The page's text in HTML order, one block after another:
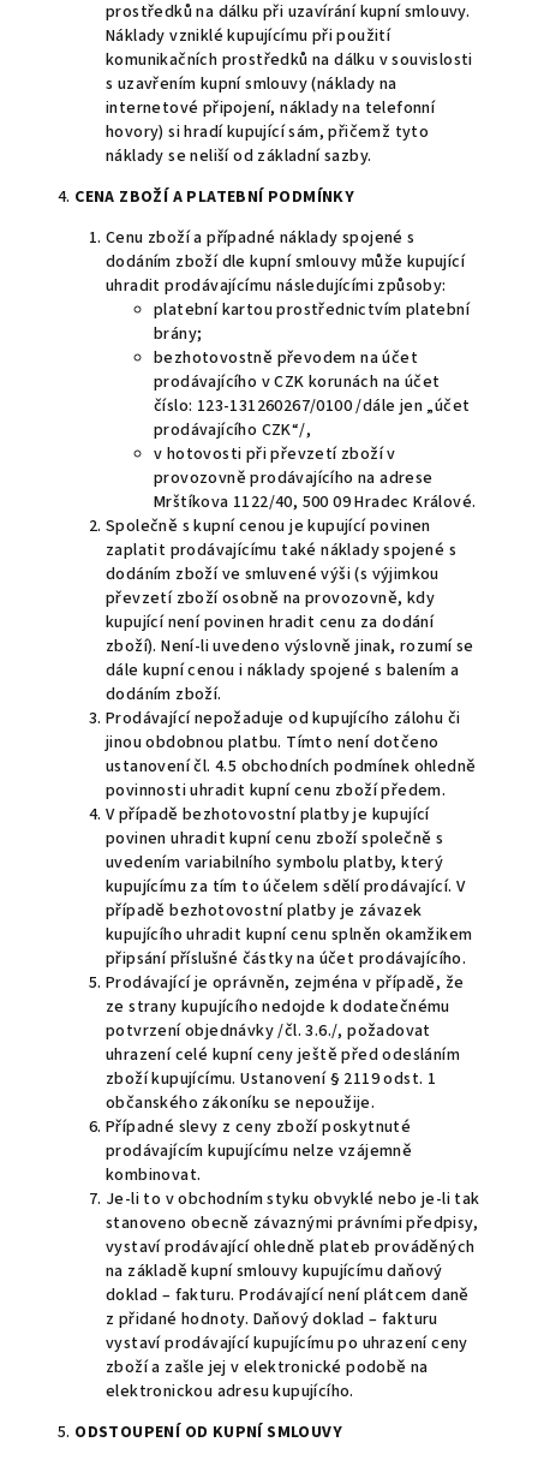
prostředků na dálku při uzavírání kupní smlouvy.
Náklady vzniklé kupujícímu při použití
komunikačních prostředků na dálku v souvislosti
s uzavřením kupní smlouvy (náklady na
internetové připojení, náklady na telefonní
hovory) si hradí kupující sám, přičemž tyto
náklady se neliší od základní sazby.
4. CENA ZBOŽÍ A PLATEBNÍ PODMÍNKY
Cenu zboží a případné náklady spojené s
dodáním zboží dle kupní smlouvy může kupující
uhradit prodávajícímu následujícími způsoby:
platební kartou prostřednictvím platební
brány;
bezhotovostně převodem na účet
prodávajícího v CZK korunách na účet
číslo: 123-131260267/0100 /dále jen „účet
prodávajícího CZK“/,
v hotovosti při převzetí zboží v
provozovně prodávajícího na adrese
Mrštíkova 1122/40, 500 09 Hradec Králové.
Společně s kupní cenou je kupující povinen
zaplatit prodávajícímu také náklady spojené s
dodáním zboží ve smluvené výši (s výjimkou
převzetí zboží osobně na provozovně, kdy
kupující není povinen hradit cenu za dodání
zboží). Není-li uvedeno výslovně jinak, rozumí se
dále kupní cenou i náklady spojené s balením a
dodáním zboží.
Prodávající nepožaduje od kupujícího zálohu či
jinou obdobnou platbu. Tímto není dotčeno
ustanovení čl. 4.5 obchodních podmínek ohledně
povinnosti uhradit kupní cenu zboží předem.
V případě bezhotovostní platby je kupující
povinen uhradit kupní cenu zboží společně s
uvedením variabilního symbolu platby, který
kupujícímu za tím to účelem sdělí prodávající. V
případě bezhotovostní platby je závazek
kupujícího uhradit kupní cenu splněn okamžikem
připsání příslušné částky na účet prodávajícího.
Prodávající je oprávněn, zejména v případě, že
ze strany kupujícího nedojde k dodatečnému
potvrzení objednávky /čl. 3.6./, požadovat
uhrazení celé kupní ceny ještě před odesláním
zboží kupujícímu. Ustanovení § 2119 odst. 1
občanského zákoníku se nepoužije.
Případné slevy z ceny zboží poskytnuté
prodávajícím kupujícímu nelze vzájemně
kombinovat.
Je-li to v obchodním styku obvyklé nebo je-li tak
stanoveno obecně závaznými právními předpisy,
vystaví prodávající ohledně plateb prováděných
na základě kupní smlouvy kupujícímu daňový
doklad – fakturu. Prodávající není plátcem daně
z přidané hodnoty. Daňový doklad – fakturu
vystaví prodávající kupujícímu po uhrazení ceny
zboží a zašle jej v elektronické podobě na
elektronickou adresu kupujícího.
5. ODSTOUPENÍ OD KUPNÍ SMLOUVY